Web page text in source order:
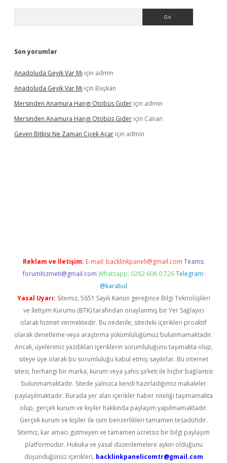
Son yorumlar
Anadoluda Geyik Var Mı için admin
Anadoluda Geyik Var Mı için Başkan
Mersinden Anamura Hangi Otobüs Gider için admin
Mersinden Anamura Hangi Otobüs Gider için Canan
Geven Bitkisi Ne Zaman Çiçek Açar için admin
Reklam ve İletişim: E-mail: backlinkpaneli@gmail.com Teams:
forumhizmeti@gmail.com Whatsapp: 0262 606 0 726 Telegram:
@karabul
Yasal Uyarı: Sitemiz, 5651 Sayılı Kanun gereğince Bilgi Teknolojileri
ve İletişim Kurumu (BTK) tarafından onaylanmış bir Yer Sağlayıcı
olarak hizmet vermektedir. Bu nedenle, sitedeki içerikleri proaktif
olarak denetleme veya araştırma yükümlülüğümüz bulunmamaktadır.
Ancak, üyelerimiz yazdıkları içeriklerin sorumluluğunu taşımakta olup,
siteye üye olarak bu sorumluluğu kabul etmiş sayılırlar. Bu internet
sitesi, herhangi bir marka, kurum veya şahıs şirketi ile hiçbir bağlantısı
bulunmamaktadır. Sitede yalnızca kendi hazırladığımız makaleler
paylaşılmaktadır. Burada yer alan içerikler haber niteliği taşımamakta
olup, gerçek kurum ve kişiler hakkında paylaşım yapılmamaktadır.
Gerçek kurum ve kişiler ile isim benzerlikleri tamamen tesadüfidir.
Sitemiz, kar amacı gütmeyen ve tamamen ücretsiz bir bilgi paylaşım
platformudur. Hukuka ve yasal düzenlemelere aykırı olduğunu
düşündüğünüz içerikleri, backlinkpanelicomtr@gmail.com